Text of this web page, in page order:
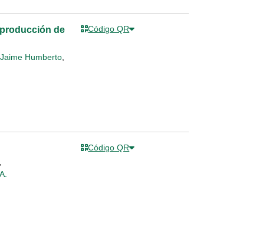
de
Humberto,
Código QR
Código QR